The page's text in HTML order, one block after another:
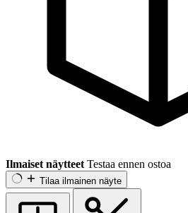
Ilmaiset näytteet Testaa ennen ostoa
Tilaa ilmainen näyte